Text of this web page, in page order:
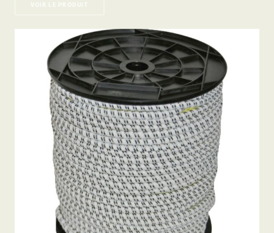
VOIR LE PRODUIT